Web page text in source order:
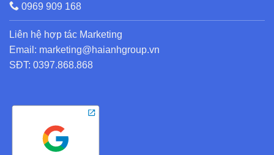
0969 909 168
Liên hệ hợp tác Marketing
Email: marketing@haianhgroup.vn
SĐT: 0397.868.868